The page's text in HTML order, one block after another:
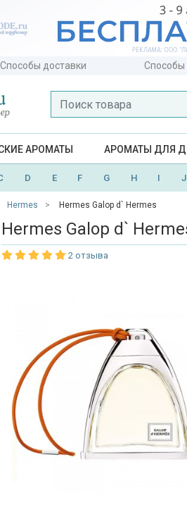
Способы доставки Способы
АРОМАТЫ АРОМАТЫ ДЛЯ
D E F G H I J
Hermes Hermes Galop d` Hermes
Hermes Galop d`
2 отзыва